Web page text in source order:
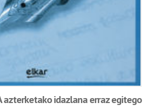
azterketako idazlana erraz egitego